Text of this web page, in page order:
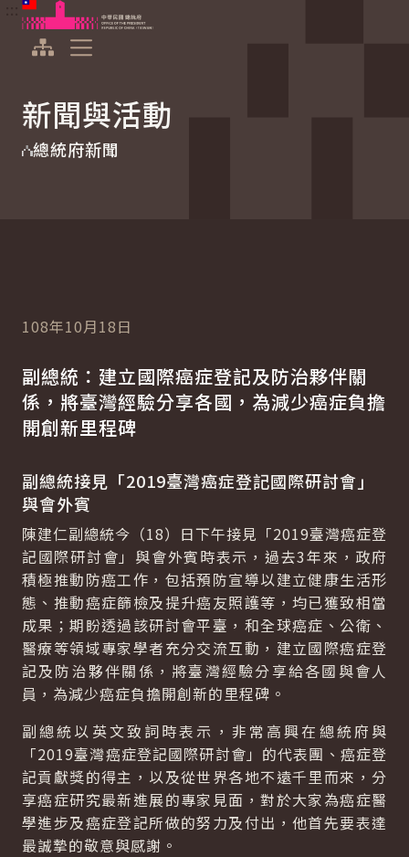
跳到主要內容
中華民國總統府
新聞與活動
總統府新聞
108年10月18日
副總統：建立國際癌症登記及防治夥伴關
係，將臺灣經驗分享各國，為減少癌症負擔
開創新里程碑
副總統接見「2019臺灣癌症登記國際研討會」
與會外賓
陳建仁副總統今（18）日下午接見「2019臺灣癌症登
記國際研討會」與會外賓時表示，過去3年來，政府
積極推動防癌工作，包括預防宣導以建立健康生活形
態、推動癌症篩檢及提升癌友照護等，均已獲致相當
成果；期盼透過該研討會平臺，和全球癌症、公衛、
醫療等領域專家學者充分交流互動，建立國際癌症登
記及防治夥伴關係，將臺灣經驗分享給各國與會人
員，為減少癌症負擔開創新的里程碑。
副總統以英文致詞時表示，非常高興在總統府與
「2019臺灣癌症登記國際研討會」的代表團、癌症登
記貢獻獎的得主，以及從世界各地不遠千里而來，分
享癌症研究最新進展的專家見面，對於大家為癌症醫
學進步及癌症登記所做的努力及付出，他首先要表達
最誠摯的敬意與感謝。